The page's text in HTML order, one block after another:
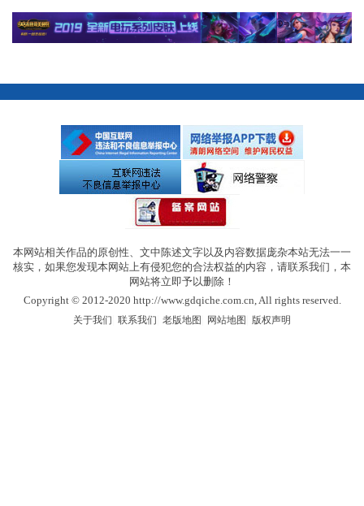
本网站相关作品的原创性、文中陈述文字以及内容数据庞杂本站无法一一
核实，如果您发现本网站上有侵犯您的合法权益的内容，请联系我们，本
网站将立即予以删除！
Copyright © 2012-2020 http://www.gdqiche.com.cn, All rights reserved.
关于我们 联系我们 老版地图 网站地图 版权声明